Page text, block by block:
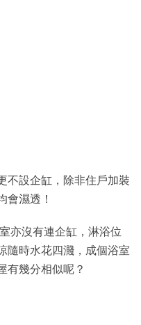
不設企缸，除非住戶加裝
會濕透！
亦沒有連企缸，淋浴位
隨時水花四濺，成個浴室
有幾分相似呢？